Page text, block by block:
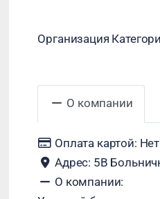
Организация
О компании
Оплата картой: Нет
Адрес: 5В
О компании: